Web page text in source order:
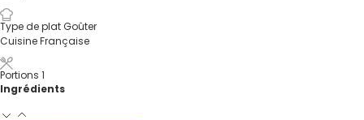
Type de platGoûter
CuisineFrançaise
Portions 1
Ingrédients